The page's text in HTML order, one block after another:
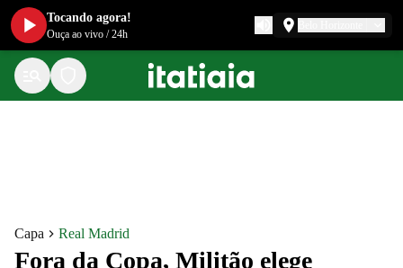
Capa Real Madrid
Fora da Copa, Militão elege
Tocando agora!
Ouça ao vivo /24h